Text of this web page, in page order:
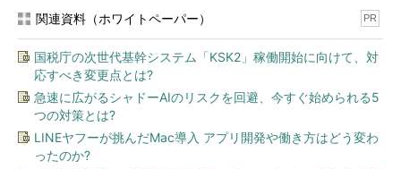
関連資料（ホワイトペーパー） PR
国税庁の次世代基幹システム「KSK2」稼働開始に向けて、対
応すべき変更点とは?
急速に広がるシャドーAIのリスクを回避、今すぐ始められる5
つの対策とは?
LINEヤフーが挑んだMac導入 アプリ開発や働き方はどう変わ
ったのか?